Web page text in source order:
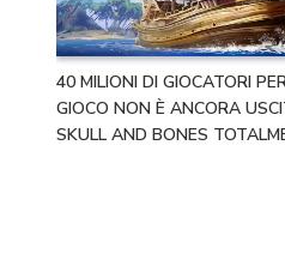
40 MILIONI DI GIOCATORI
GIOCO NON È ANCORA
SKULL AND BONES